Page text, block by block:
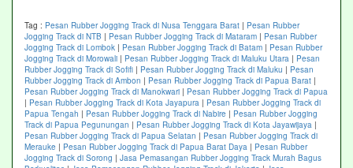
Tag : Pesan Rubber Jogging Track di Nusa Tenggara Barat | Pesan Rubber
Jogging Track di NTB | Pesan Rubber Jogging Track di Mataram | Pesan Rubber
Jogging Track di Lombok | Pesan Rubber Jogging Track di Batam | Pesan Rubber
Jogging Track di Morowali | Pesan Rubber Jogging Track di Maluku Utara | Pesan
Rubber Jogging Track di Sofifi | Pesan Rubber Jogging Track di Maluku | Pesan
Rubber Jogging Track di Ambon | Pesan Rubber Jogging Track di Papua Barat |
Pesan Rubber Jogging Track di Manokwari | Pesan Rubber Jogging Track di Papua
| Pesan Rubber Jogging Track di Kota Jayapura | Pesan Rubber Jogging Track di
Papua Tengah | Pesan Rubber Jogging Track di Nabire | Pesan Rubber Jogging
Track di Papua Pegunungan | Pesan Rubber Jogging Track di Kota Jayawijaya |
Pesan Rubber Jogging Track di Papua Selatan | Pesan Rubber Jogging Track di
Merauke | Pesan Rubber Jogging Track di Papua Barat Daya | Pesan Rubber
Jogging Track di Sorong | Jasa Pemasangan Rubber Jogging Track Murah Bagus